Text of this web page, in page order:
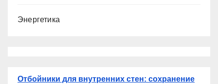
Энергетика
Отбойники для внутренних стен: сохранение